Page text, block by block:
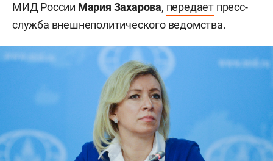
МИД России Мария Захарова, передает пресс-
служба внешнеполитического ведомства.